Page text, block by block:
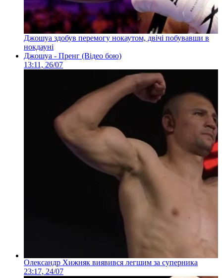
Джошуа здобув перемогу нокаутом, двічі побувавши в
нокдауні
Джошуа - Пренг (Відео бою)
13:11, 26/07
Олександр Хижняк виявився легшим за суперника
23:17, 24/07